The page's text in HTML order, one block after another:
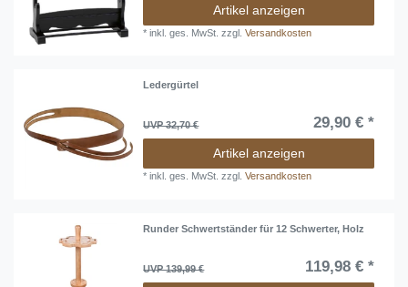
Artikel anzeigen
*inkl. ges. MwSt. zzgl.Versandkosten
Ledergürtel
UVP 32,70 € 29,90 € *
Artikel anzeigen
*inkl. ges. MwSt. zzgl.Versandkosten
Runder Schwertständer für 12 Schwerter, Holz
UVP 139,99 € 119,98 € *